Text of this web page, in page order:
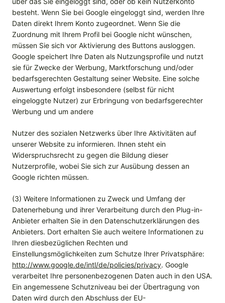
besteht. Wenn Sie bei Google eingeloggt sind, werden Ihre
Daten direkt Ihrem Konto zugeordnet. Wenn Sie die
Zuordnung mit Ihrem Profil bei Google nicht wünschen,
müssen Sie sich vor Aktivierung des Buttons ausloggen.
Google speichert Ihre Daten als Nutzungsprofile und nutzt
sie für Zwecke der Werbung, Marktforschung und/oder
bedarfsgerechten Gestaltung seiner Website. Eine solche
Auswertung erfolgt insbesondere (selbst für nicht
eingeloggte Nutzer) zur Erbringung von bedarfsgerechter
Werbung und um andere
Nutzer des sozialen Netzwerks über Ihre Aktivitäten auf
unserer Website zu informieren. Ihnen steht ein
Widerspruchsrecht zu gegen die Bildung dieser
Nutzerprofile, wobei Sie sich zur Ausübung dessen an
Google richten müssen.
(3) Weitere Informationen zu Zweck und Umfang der
Datenerhebung und ihrer Verarbeitung durch den Plug-in-
Anbieter erhalten Sie in den Datenschutzerklärungen des
Anbieters. Dort erhalten Sie auch weitere Informationen zu
Ihren diesbezüglichen Rechten und
Einstellungsmöglichkeiten zum Schutze Ihrer Privatsphäre:
http://www.google.de/intl/de/policies/privacy. Google
verarbeitet Ihre personenbezogenen Daten auch in den USA.
Ein angemessene Schutzniveau bei der Übertragung von
Daten wird durch den Abschluss der EU-